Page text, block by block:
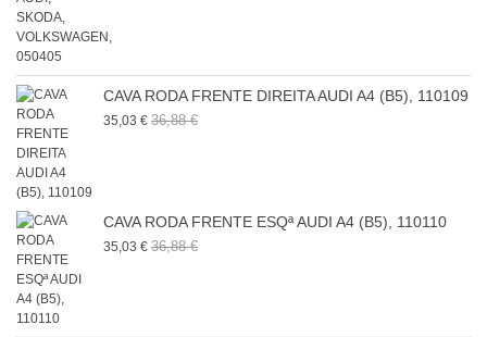
CAVA RODA FRENTE DIREITA AUDI A4 (B5), 110109
35,03 € 36,88 €
CAVA RODA FRENTE ESQª AUDI A4 (B5), 110110
35,03 € 36,88 €